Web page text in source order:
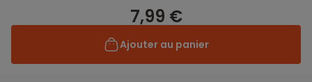
7,99 €
Ajouter au panier